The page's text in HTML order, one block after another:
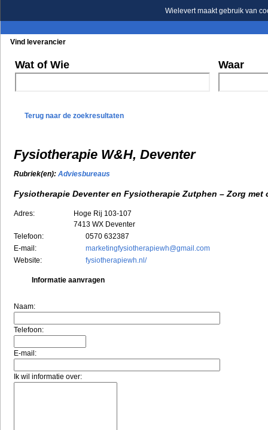
Wielevert maakt gebruik van
Vind leverancier
Wat of Wie Waar
Terug naar de zoekresultaten
Fysiotherapie W&H, Deventer
Rubriek(en): Adviesbureaus
Fysiotherapie Deventer en Fysiotherapie Zutphen – Zorg met
Adres:
Hoge Rij 103-107
7413 WX Deventer
Telefoon:
0570 632387
E-mail:
marketingfysiotherapiewh@gmail.com
Website:
fysiotherapiewh.nl/
Informatie aanvragen
Naam:
Telefoon:
E-mail:
Ik wil informatie over: